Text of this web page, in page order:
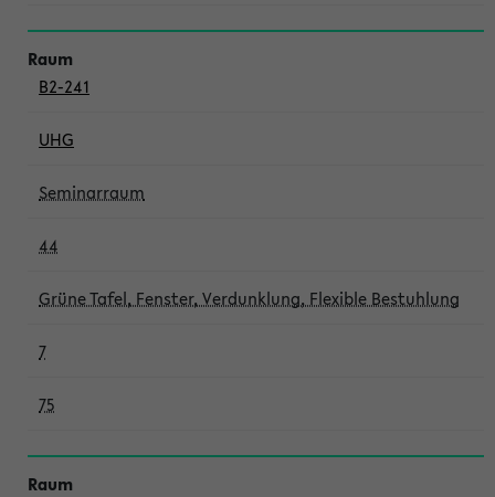
B2-241
UHG
Seminarraum
44
Grüne Tafel, Fenster, Verdunklung, Flexible Bestuhlung
7
75